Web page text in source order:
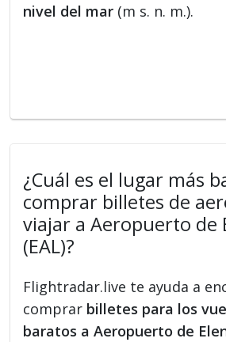
nivel del mar (m s. n. m.).
¿Cuál es el lugar más
comprar billetes de
viajar a Aeropuerto de
(EAL)?
Flightradar.live te ayuda a
comprar billetes para los
baratos a Aeropuerto de